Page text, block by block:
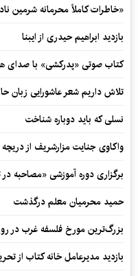
«خاطرات کاملاً محرمانه شرمین
بازدید ابراهیم حیدری از ایبنا
کتاب صوتی «پدرکشی» با صدای
تلاش داریم شعر عاشورایی زبان
نسلی که باید دوباره شناخت
واکاوی جنایت مزارشریف از
برگزاری دوره آموزشی «مصاحبه
حمید محرمیان معلم درگذشت
بزرگ‌ترین مورخ فلسفه غرب در
بازدید مدیرعامل خانه کتاب از